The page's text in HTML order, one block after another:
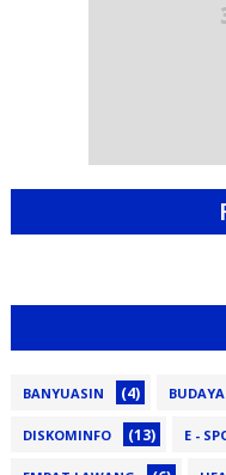
BANYUASIN (4) BUDAYA
DISKOMINFO (13) E -